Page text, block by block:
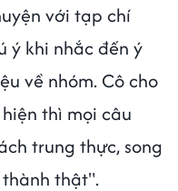
với tạp chí
ý khi nhắc đến ý
về nhóm. Cô cho
thì mọi câu
trung thực, song
thật".